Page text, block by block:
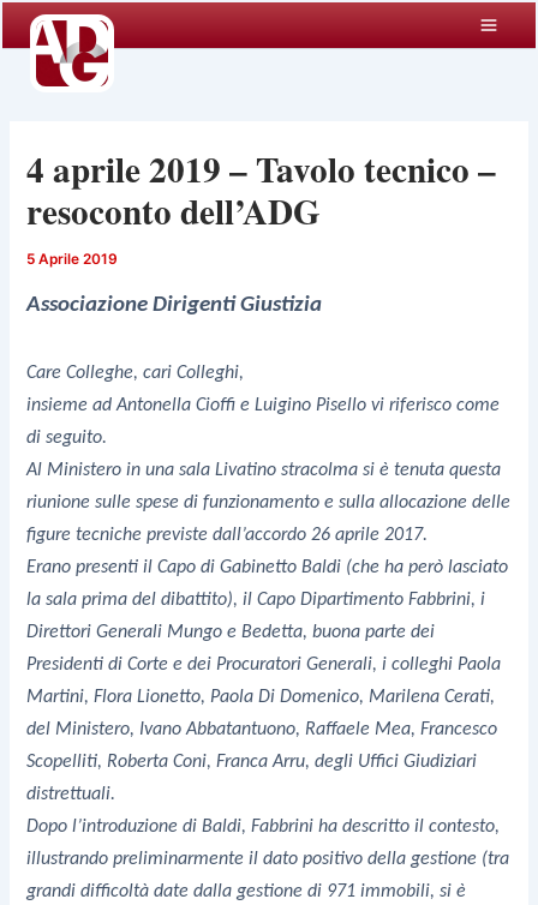
contenuto
4 aprile 2019 – Tavolo tecnico –
resoconto dell’ADG
5 Aprile 2019
Associazione Dirigenti Giustizia
Care Colleghe, cari Colleghi,
insieme ad Antonella Cioffi e Luigino Pisello vi riferisco come
di seguito.
Al Ministero in una sala Livatino stracolma si è tenuta questa
riunione sulle spese di funzionamento e sulla allocazione delle
figure tecniche previste dall’accordo 26 aprile 2017.
Erano presenti il Capo di Gabinetto Baldi (che ha però lasciato
la sala prima del dibattito), il Capo Dipartimento Fabbrini, i
Direttori Generali Mungo e Bedetta, buona parte dei
Presidenti di Corte e dei Procuratori Generali, i colleghi Paola
Martini, Flora Lionetto, Paola Di Domenico, Marilena Cerati,
del Ministero, Ivano Abbatantuono, Raffaele Mea, Francesco
Scopelliti, Roberta Coni, Franca Arru, degli Uffici Giudiziari
distrettuali.
Dopo l’introduzione di Baldi, Fabbrini ha descritto il contesto,
illustrando preliminarmente il dato positivo della gestione (tra
grandi difficoltà date dalla gestione di 971 immobili, si è